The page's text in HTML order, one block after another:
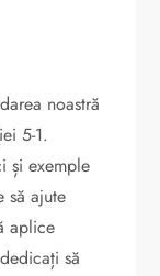
noastră
5-1.
și exemple
să ajute
aplice
să